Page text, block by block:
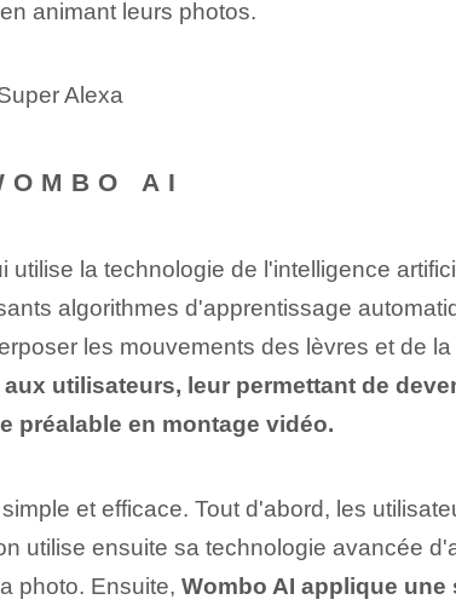
animant leurs photos.
Alexa
AI
la technologie de l'intelligence
algorithmes d'apprentissage
les mouvements des lèvres et de
utilisateurs, leur permettant de
préalable en montage vidéo.
et efficace. Tout d'abord, les
utilise ensuite sa technologie avancée
photo. Ensuite, Wombo AI applique